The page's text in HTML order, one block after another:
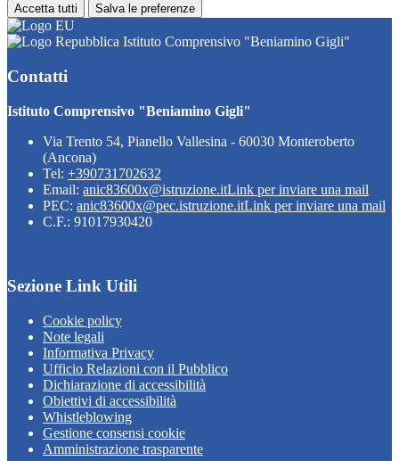
Accetta tutti Salva le preferenze
Istituto Comprensivo "Beniamino Gigli"
Contatti
Istituto Comprensivo "Beniamino Gigli"
Via Trento 54, Pianello Vallesina - 60030 Monteroberto
(Ancona)
Tel: +390731702632
Email: anic83600x@istruzione.itLink per inviare una mail
PEC: anic83600x@pec.istruzione.itLink per inviare una mail
C.F.: 91017930420
Sezione Link Utili
Cookie policy
Note legali
Informativa Privacy
Ufficio Relazioni con il Pubblico
Dichiarazione di accessibilità
Obiettivi di accessibilità
Whistleblowing
Gestione consensi cookie
Amministrazione trasparente